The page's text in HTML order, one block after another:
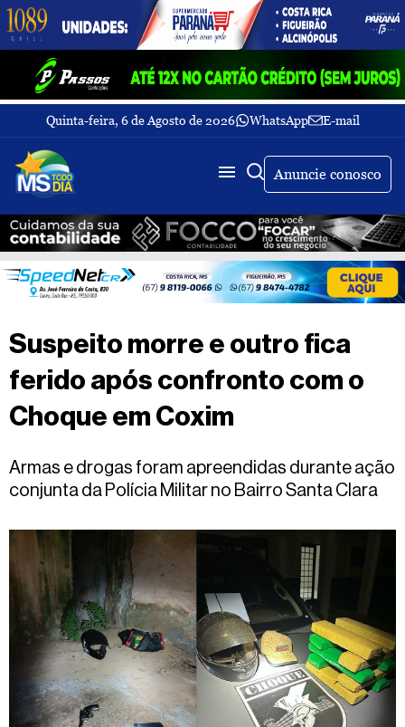
Quinta-feira, 6 de Agosto de 2026 WhatsApp E-mail
Fechar Menu
Últimas
notícias
Galeria
de
fotos
Sobre
Nós
TV
MS
dia
Fale
Anuncie conosco
Buscar
Suspeito morre e outro fica
ferido após confronto com o
Choque em Coxim
Armas e drogas foram apreendidas durante ação
conjunta da Polícia Militar no Bairro Santa Clara